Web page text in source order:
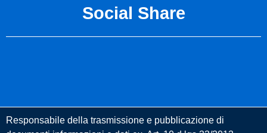
Social Share
Responsabile della trasmissione e pubblicazione di